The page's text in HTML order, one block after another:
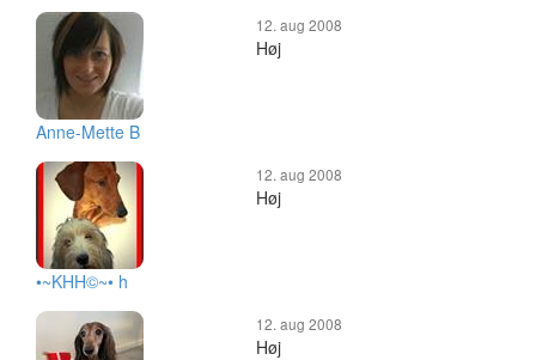
Anne-Mette B
12. aug 2008
Høj
•~KHH©~• h
12. aug 2008
Høj
12. aug 2008
Høj